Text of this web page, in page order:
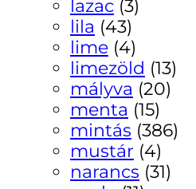
lazac (3)
lila (43)
lime (4)
limezöld (13)
mályva (20)
menta (15)
mintás (386)
mustár (4)
narancs (31)